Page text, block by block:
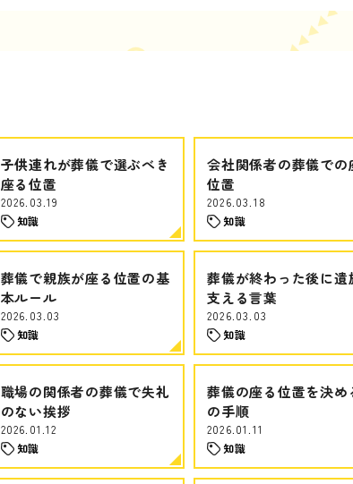
子供連れが葬儀で選ぶべき
座る位置
2026.03.19
知識
会社関係者の葬儀での
位置
2026.03.18
知識
葬儀で親族が座る位置の基
本ルール
2026.03.03
知識
葬儀が終わった後に遺
支える言葉
2026.03.03
知識
職場の関係者の葬儀で失礼
のない挨拶
2026.01.12
知識
葬儀の座る位置を決め
の手順
2026.01.11
知識